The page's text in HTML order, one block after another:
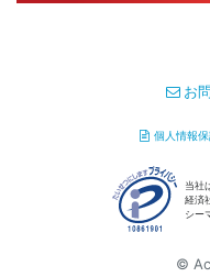
お
個人情報
当社
経済
シー
©